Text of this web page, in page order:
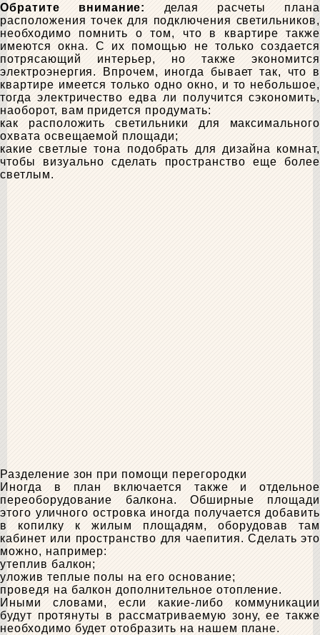
Обратите внимание:
делая расчеты плана
расположения точек для подключения светильников,
необходимо помнить о том, что в квартире также
имеются окна. С их помощью не только создается
потрясающий интерьер, но также экономится
электроэнергия. Впрочем, иногда бывает так, что в
квартире имеется только одно окно, и то небольшое,
тогда электричество едва ли получится сэкономить,
наоборот, вам придется продумать:
как расположить светильники для максимального
охвата освещаемой площади;
какие светлые тона подобрать для дизайна комнат,
чтобы визуально сделать пространство еще более
светлым.
Разделение зон при помощи перегородки
Иногда в план включается также и отдельное
переоборудование балкона. Обширные площади
этого уличного островка иногда получается добавить
в копилку к жилым площадям, оборудовав там
кабинет или пространство для чаепития. Сделать это
можно, например:
утеплив балкон;
уложив теплые полы на его основание;
проведя на балкон дополнительное отопление.
Иными словами, если какие-либо коммуникации
будут протянуты в рассматриваемую зону, ее также
необходимо будет отобразить на нашем плане.